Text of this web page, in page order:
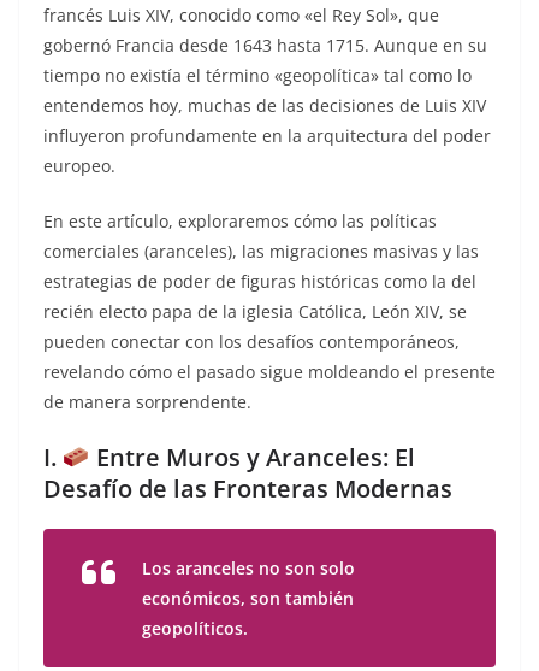
francés Luis XIV, conocido como «el Rey Sol», que
gobernó Francia desde 1643 hasta 1715. Aunque en su
tiempo no existía el término «geopolítica» tal como lo
entendemos hoy, muchas de las decisiones de Luis XIV
influyeron profundamente en la arquitectura del poder
europeo.
En este artículo, exploraremos cómo las políticas
comerciales (aranceles), las migraciones masivas y las
estrategias de poder de figuras históricas como la del
recién electo papa de la iglesia Católica, León XIV, se
pueden conectar con los desafíos contemporáneos,
revelando cómo el pasado sigue moldeando el presente
de manera sorprendente.
I.
Entre Muros y Aranceles: El
Desafío de las Fronteras Modernas
Los aranceles no son solo
económicos, son también
geopolíticos.